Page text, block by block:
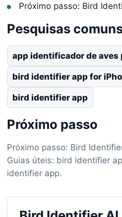
Próximo passo: Bird
Pesquisas
app identificador de aves
bird identifier app for
bird identifier app
Próximo passo
Próximo passo: Bird
Guias úteis: bird identifier
identifier app.